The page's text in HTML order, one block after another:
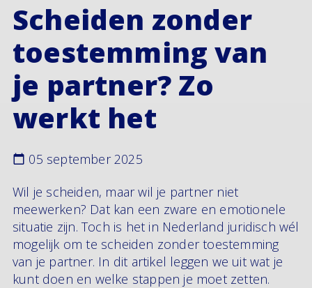
Scheiden zonder
toestemming van
je partner? Zo
werkt het
05 september 2025
Wil je scheiden, maar wil je partner niet
meewerken? Dat kan een zware en emotionele
situatie zijn. Toch is het in Nederland juridisch wél
mogelijk om te scheiden zonder toestemming
van je partner. In dit artikel leggen we uit wat je
kunt doen en welke stappen je moet zetten.